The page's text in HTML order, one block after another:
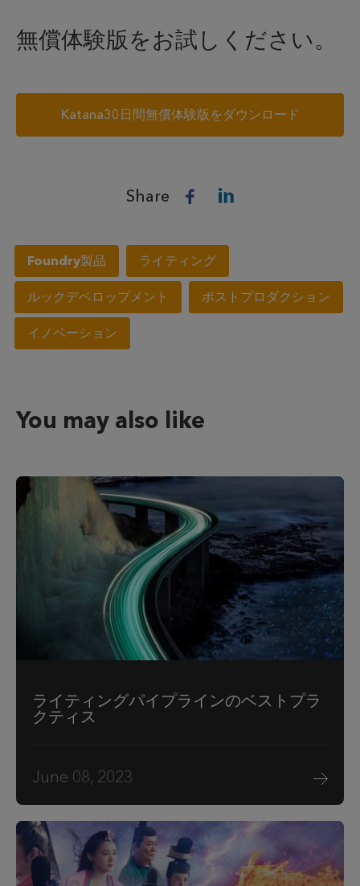
無償体験版をお試しください。
Katana30日間無償体験版をダウンロード
Share
Foundry製品 ライティング
ルックデベロップメント ポストプロダクション
イノベーション
You may also like
ライティングパイプラインのベストプラ
クティス
June 08, 2023